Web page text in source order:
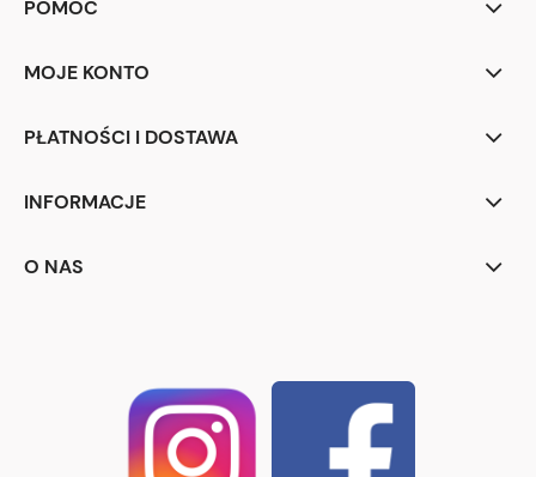
POMOC
MOJE KONTO
PŁATNOŚCI I DOSTAWA
INFORMACJE
O NAS